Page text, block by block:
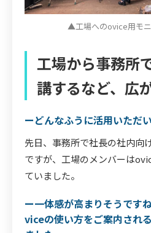
▲工場へのovice用モ
工場から事務所
講するなど、広
ーどんなふうに活用いただ
先日、事務所で社長の社内向
ですが、工場のメンバーは
ていました。
ー一体感が高まりそうです
viceの使い方をご案内され